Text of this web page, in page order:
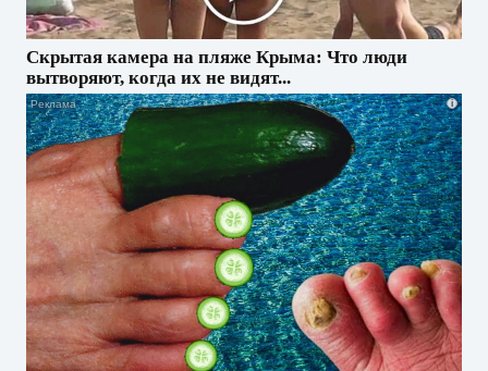
Скрытая камера на пляже Крыма: Что люди
вытворяют, когда их не видят...
i